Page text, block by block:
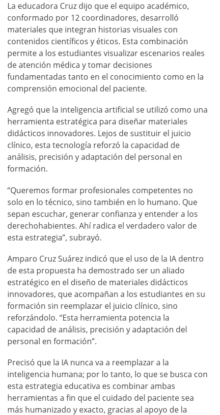
La educadora Cruz dijo que el equipo académico,
conformado por 12 coordinadores, desarrolló
materiales que integran historias visuales con
contenidos científicos y éticos. Esta combinación
permite a los estudiantes visualizar escenarios reales
de atención médica y tomar decisiones
fundamentadas tanto en el conocimiento como en la
comprensión emocional del paciente.
Agregó que la inteligencia artificial se utilizó como una
herramienta estratégica para diseñar materiales
didácticos innovadores. Lejos de sustituir el juicio
clínico, esta tecnología reforzó la capacidad de
análisis, precisión y adaptación del personal en
formación.
“Queremos formar profesionales competentes no
solo en lo técnico, sino también en lo humano. Que
sepan escuchar, generar confianza y entender a los
derechohabientes. Ahí radica el verdadero valor de
esta estrategia”, subrayó.
Amparo Cruz Suárez indicó que el uso de la IA dentro
de esta propuesta ha demostrado ser un aliado
estratégico en el diseño de materiales didácticos
innovadores, que acompañan a los estudiantes en su
formación sin reemplazar el juicio clínico, sino
reforzándolo. “Esta herramienta potencia la
capacidad de análisis, precisión y adaptación del
personal en formación”.
Precisó que la IA nunca va a reemplazar a la
inteligencia humana; por lo tanto, lo que se busca con
esta estrategia educativa es combinar ambas
herramientas a fin que el cuidado del paciente sea
más humanizado y exacto, gracias al apoyo de la